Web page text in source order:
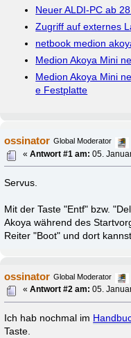
Neuer ALDI-PC ab
Zugriff auf externes
netbook medion
Medion Akoya Mini
Medion Akoya Mini
e Festplatte
ossinator Global Moderator
«Antwort #1 am: 05.
Servus.
Mit der Taste "Entf" bzw.
Akoya während des
Reiter "Boot" und dort
ossinator Global Moderator
«Antwort #2 am: 05.
Ich hab nochmal im
Taste.